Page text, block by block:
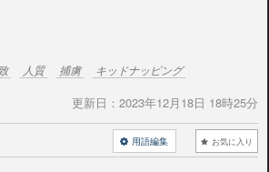
人質 捕虜 キッドナッピング
更新日： 2023年12月18日 18時25分
お気に入り
用語編集